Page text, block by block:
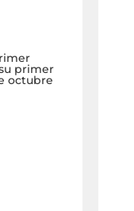
primer
octubre